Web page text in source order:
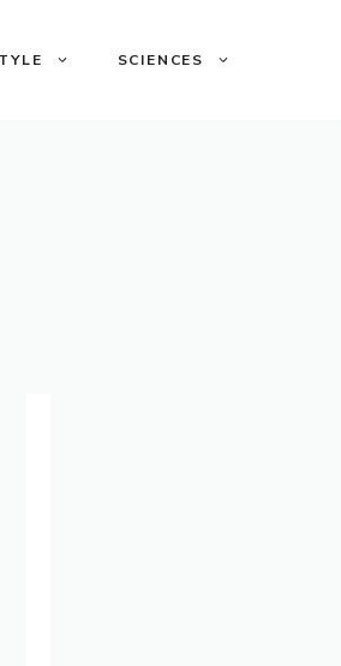
SCIENCES